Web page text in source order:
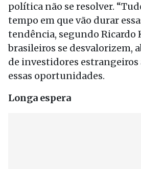
política não se resolver.
tempo em que vão durar
tendência, segundo Ricardo
brasileiros se desvalorizem,
de investidores
essas oportunidades.
Longa espera